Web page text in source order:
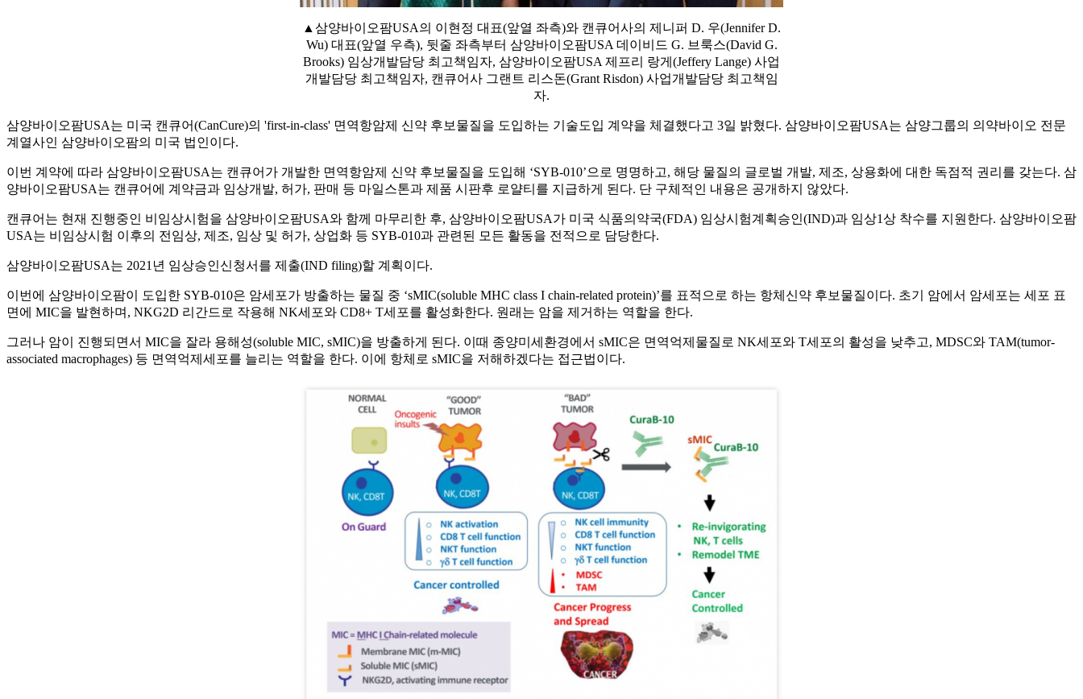
▲삼양바이오팜USA의 이현정 대표(앞열 좌측)와 캔큐어사의 제니퍼 D. 우(Jennifer D.
Wu) 대표(앞열 우측), 뒷줄 좌측부터 삼양바이오팜USA 데이비드 G. 브룩스(David G.
Brooks) 임상개발담당 최고책임자, 삼양바이오팜USA 제프리 랑게(Jeffery Lange) 사업
개발담당 최고책임자, 캔큐어사 그랜트 리스돈(Grant Risdon) 사업개발담당 최고책임
자.
삼양바이오팜USA는 미국 캔큐어(CanCure)의 'first-in-class' 면역항암제 신약 후보물질을 도입하는 기술도입 계약을 체결했다고 3일 밝혔다. 삼양바이오팜USA는 삼양그룹의 의약바이오 전문
계열사인 삼양바이오팜의 미국 법인이다.
이번 계약에 따라 삼양바이오팜USA는 캔큐어가 개발한 면역항암제 신약 후보물질을 도입해 ‘SYB-010’으로 명명하고, 해당 물질의 글로벌 개발, 제조, 상용화에 대한 독점적 권리를 갖는다. 삼
양바이오팜USA는 캔큐어에 계약금과 임상개발, 허가, 판매 등 마일스톤과 제품 시판후 로얄티를 지급하게 된다. 단 구체적인 내용은 공개하지 않았다.
캔큐어는 현재 진행중인 비임상시험을 삼양바이오팜USA와 함께 마무리한 후, 삼양바이오팜USA가 미국 식품의약국(FDA) 임상시험계획승인(IND)과 임상1상 착수를 지원한다. 삼양바이오팜
USA는 비임상시험 이후의 전임상, 제조, 임상 및 허가, 상업화 등 SYB-010과 관련된 모든 활동을 전적으로 담당한다.
삼양바이오팜USA는 2021년 임상승인신청서를 제출(IND filing)할 계획이다.
이번에 삼양바이오팜이 도입한 SYB-010은 암세포가 방출하는 물질 중 ‘sMIC(soluble MHC class I chain-related protein)’를 표적으로 하는 항체신약 후보물질이다. 초기 암에서 암세포는 세포 표
면에 MIC을 발현하며, NKG2D 리간드로 작용해 NK세포와 CD8+ T세포를 활성화한다. 원래는 암을 제거하는 역할을 한다.
그러나 암이 진행되면서 MIC을 잘라 용해성(soluble MIC, sMIC)을 방출하게 된다. 이때 종양미세환경에서 sMIC은 면역억제물질로 NK세포와 T세포의 활성을 낮추고, MDSC와 TAM(tumor-
associated macrophages) 등 면역억제세포를 늘리는 역할을 한다. 이에 항체로 sMIC을 저해하겠다는 접근법이다.